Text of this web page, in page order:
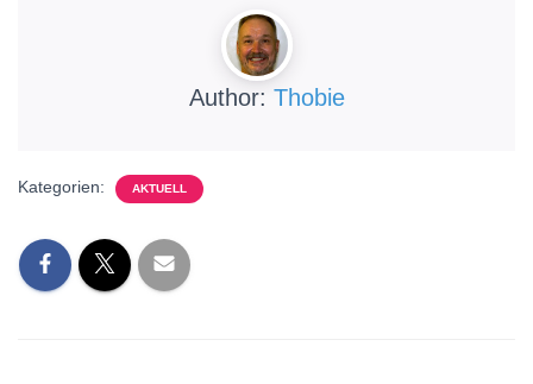
Author: Thobie
Kategorien: AKTUELL